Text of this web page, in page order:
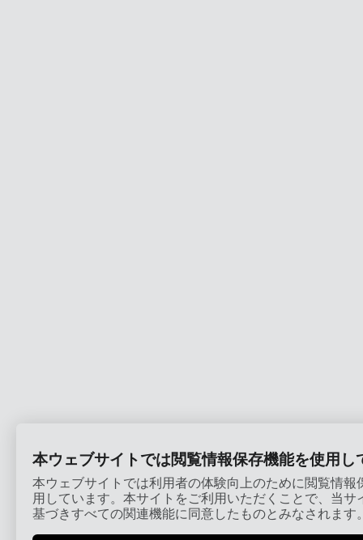
本ウェブサイトでは閲覧情報保存機能を使用し
本ウェブサイトでは利用者の体験向上のために閲覧情報
用しています。本サイトをご利用いただくことで、当サ
基づきすべての関連機能に同意したものとみなされます